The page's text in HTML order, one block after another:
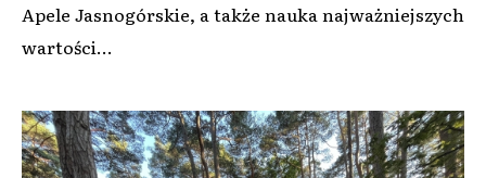
Apele Jasnogórskie, a także nauka najważniejszych
wartości…